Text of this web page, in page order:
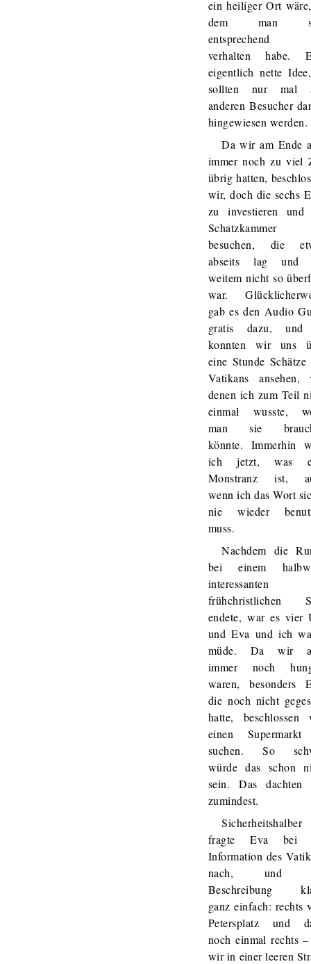
ein heiliger Ort
dem man
entsprechend
verhalten habe.
eigentlich nette
sollten nur mal
anderen Besucher
hingewiesen werden.
Da wir am Ende
immer noch zu viel
übrig hatten,
wir, doch die sechs
zu investieren und
Schatzkammer
besuchen, die
abseits lag und
weitem nicht so
war.
gab es den Audio
gratis dazu, und
konnten wir uns
eine Stunde Schätze
Vatikans ansehen,
denen ich zum Teil
einmal wusste,
man sie
könnte. Immerhin
ich jetzt, was
Monstranz ist,
wenn ich das Wort
nie wieder
muss.
Nachdem die
bei einem
interessanten
frühchristlichen
endete, war es vier
und Eva und ich
müde. Da wir
immer noch
waren, besonders
die noch nicht
hatte, beschlossen
einen
suchen. So
würde das schon
sein. Das dachten
zumindest.
Sicherheitshalber
fragte Eva bei
Information des
nach, und
Beschreibung
ganz einfach: rechts
Petersplatz und
noch einmal rechts
wir in einer leeren